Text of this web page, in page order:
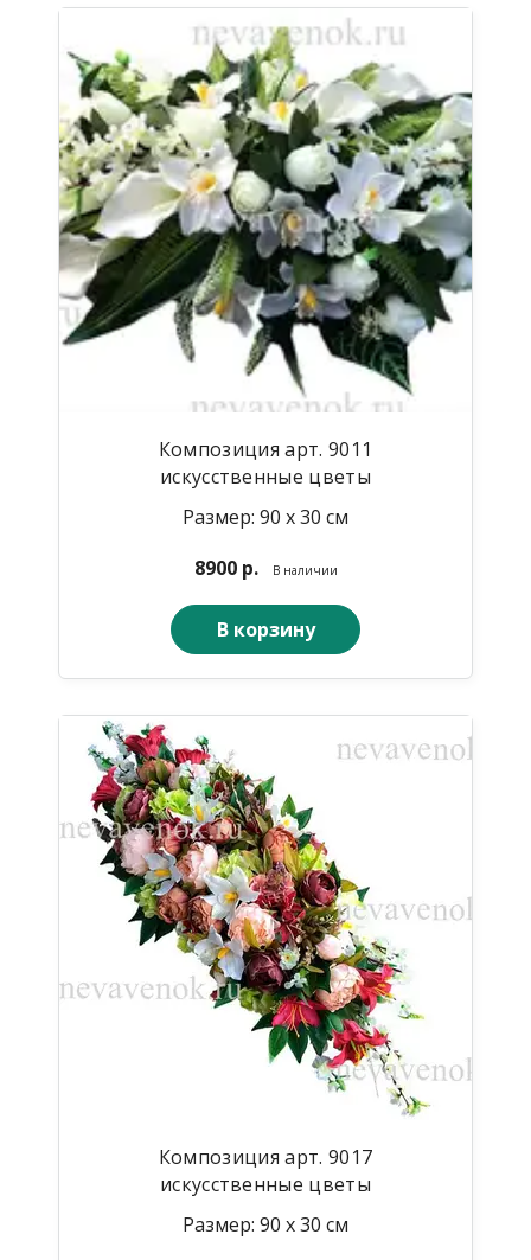
Композиция арт. 9011
искусственные цветы
Размер: 90 х 30 см
8900 р.
В наличии
В корзину
Композиция арт. 9017
искусственные цветы
Размер: 90 х 30 см